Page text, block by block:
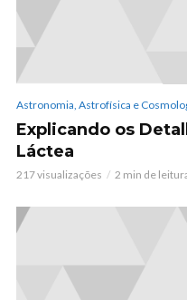
Astronomia, Astrofísica e
Explicando os
Láctea
217 visualizações 2 min de